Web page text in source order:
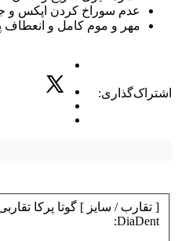
عدم سوراخ کردن اپکس و
مهر و موم کامل و
اشتراک‌گذاری:
DiaDent: